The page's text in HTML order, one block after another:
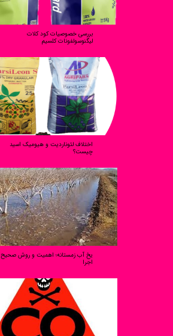
بررسی خصوصیات کود کلات
لیگنوسولفونات کلسیم
اختلاف لئوناردیت و هیومیک اسید
چیست؟
یخ آب زمستانه؛ اهمیت و روش صحیح
اجرا